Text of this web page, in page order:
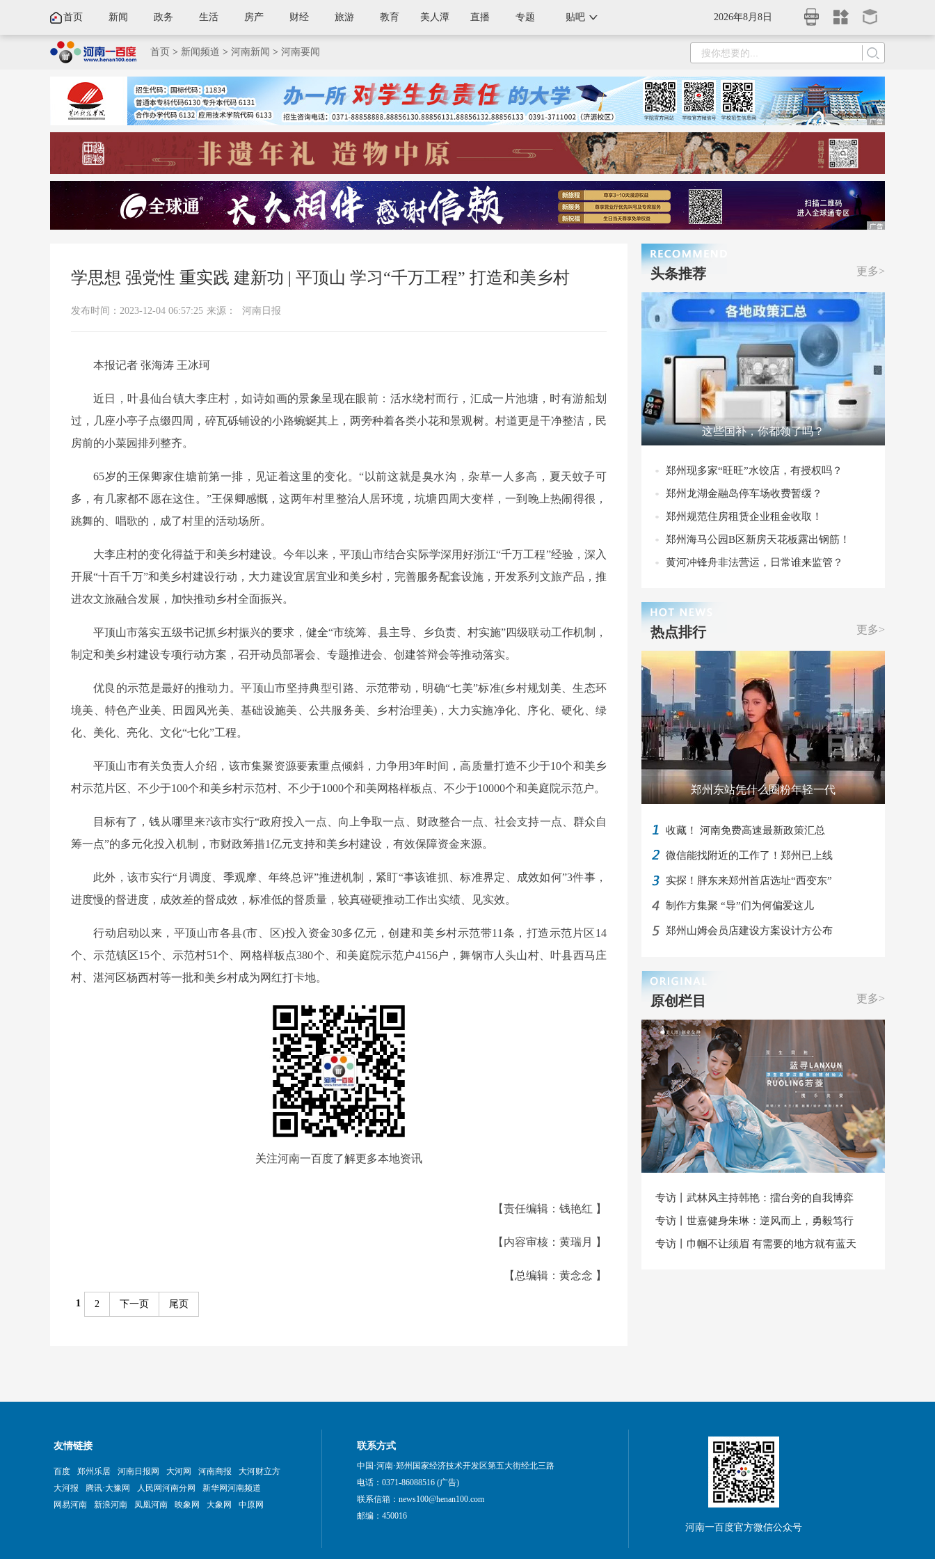
2026年8月8日
首页 新闻 政务 生活 房产 财经 旅游 教育 美人潭 直播 专题 贴吧
首页 > 新闻频道 > 河南新闻 > 河南要闻
学思想 强党性 重实践 建新功 | 平顶山 学习“千万工程” 打造和美乡村
发布时间：2023-12-04 06:57:25 来源： 河南日报
本报记者 张海涛 王冰珂
近日，叶县仙台镇大李庄村，如诗如画的景象呈现在眼前：活水绕村而行，汇成一片池塘，时有游船划
过，几座小亭子点缀四周，碎瓦砾铺设的小路蜿蜒其上，两旁种着各类小花和景观树。村道更是干净整洁，民
房前的小菜园排列整齐。
65岁的王保卿家住塘前第一排，见证着这里的变化。“以前这就是臭水沟，杂草一人多高，夏天蚊子可
多，有几家都不愿在这住。”王保卿感慨，这两年村里整治人居环境，坑塘四周大变样，一到晚上热闹得很，
跳舞的、唱歌的，成了村里的活动场所。
大李庄村的变化得益于和美乡村建设。今年以来，平顶山市结合实际学深用好浙江“千万工程”经验，深入
开展“十百千万”和美乡村建设行动，大力建设宜居宜业和美乡村，完善服务配套设施，开发系列文旅产品，推
进农文旅融合发展，加快推动乡村全面振兴。
平顶山市落实五级书记抓乡村振兴的要求，健全“市统筹、县主导、乡负责、村实施”四级联动工作机制，
制定和美乡村建设专项行动方案，召开动员部署会、专题推进会、创建答辩会等推动落实。
优良的示范是最好的推动力。平顶山市坚持典型引路、示范带动，明确“七美”标准(乡村规划美、生态环
境美、特色产业美、田园风光美、基础设施美、公共服务美、乡村治理美)，大力实施净化、序化、硬化、绿
化、美化、亮化、文化“七化”工程。
平顶山市有关负责人介绍，该市集聚资源要素重点倾斜，力争用3年时间，高质量打造不少于10个和美乡
村示范片区、不少于100个和美乡村示范村、不少于1000个和美网格样板点、不少于10000个和美庭院示范户。
目标有了，钱从哪里来?该市实行“政府投入一点、向上争取一点、财政整合一点、社会支持一点、群众自
筹一点”的多元化投入机制，市财政筹措1亿元支持和美乡村建设，有效保障资金来源。
此外，该市实行“月调度、季观摩、年终总评”推进机制，紧盯“事该谁抓、标准界定、成效如何”3件事，
进度慢的督进度，成效差的督成效，标准低的督质量，较真碰硬推动工作出实绩、见实效。
行动启动以来，平顶山市各县(市、区)投入资金30多亿元，创建和美乡村示范带11条，打造示范片区14
个、示范镇区15个、示范村51个、网格样板点380个、和美庭院示范户4156户，舞钢市人头山村、叶县西马庄
村、湛河区杨西村等一批和美乡村成为网红打卡地。
关注河南一百度了解更多本地资讯
【责任编辑：钱艳红 】
【内容审核：黄瑞月 】
【总编辑：黄念念 】
1 2 下一页 尾页
更多>
头条推荐
这些国补，你都领了吗？
郑州现多家“旺旺”水饺店，有授权吗？
郑州龙湖金融岛停车场收费暂缓？
郑州规范住房租赁企业租金收取！
郑州海马公园B区新房天花板露出钢筋！
黄河冲锋舟非法营运，日常谁来监管？
更多>
热点排行
郑州东站凭什么圈粉年轻一代
收藏！ 河南免费高速最新政策汇总
微信能找附近的工作了！郑州已上线
实探！胖东来郑州首店选址“西变东”
制作方集聚 “导”们为何偏爱这儿
郑州山姆会员店建设方案设计方公布
更多>
原创栏目
专访丨武林风主持韩艳：擂台旁的自我博弈
专访丨世嘉健身朱琳：逆风而上，勇毅笃行
专访丨巾帼不让须眉 有需要的地方就有蓝天
友情链接
百度 郑州乐居 河南日报网 大河网 河南商报
大河财立方
大河报
腾讯·大豫网 人民网河南分网
新华网河南频道
网易河南
新浪河南 凤凰河南 映象网 大象网 中原网
联系方式
中国·河南·郑州国家经济技术开发区第五大街经北三路
电话：0371-86088516 (广告)
联系信箱：news100@henan100.com
邮编：450016
河南一百度官方微信公众号